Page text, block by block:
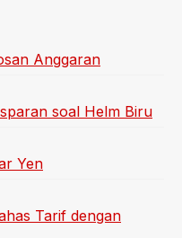
Anggaran
soal Helm Biru
Yen
Tarif dengan